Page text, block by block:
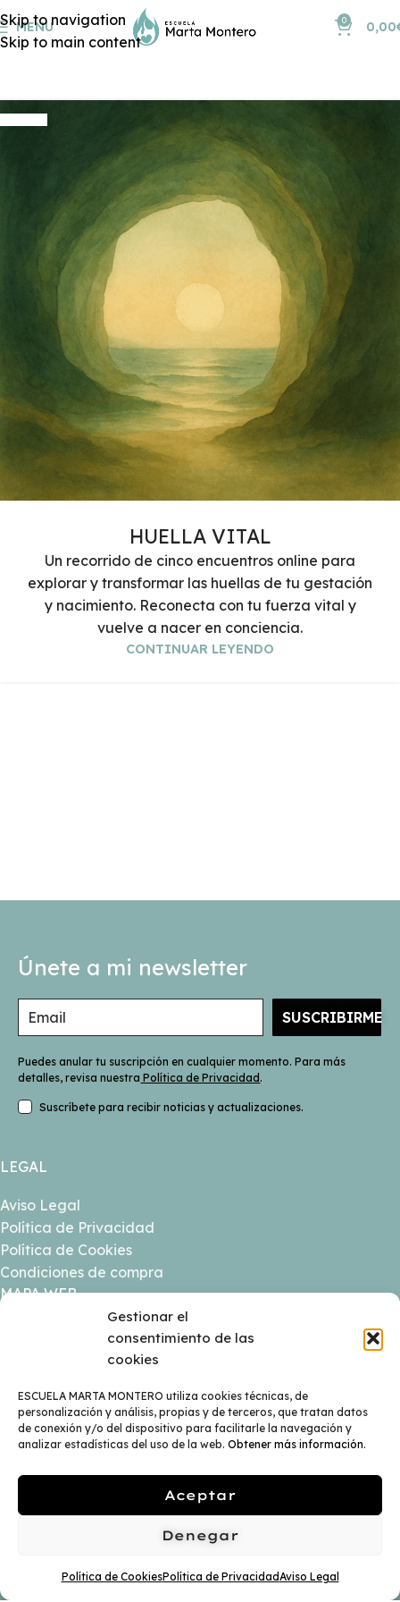
Gestionar el
consentimiento de las
cookies
ESCUELA MARTA MONTERO utiliza cookies técnicas, de
personalización y análisis, propias y de terceros, que tratan datos
de conexión y/o del dispositivo para facilitarle la navegación y
analizar estadísticas del uso de la web. Obtener más información.
Aceptar
Denegar
Política de CookiesPolítica de PrivacidadAviso Legal
Skip to navigation
Skip to main content
MENU 0 0,00
HUELLA VITAL
Un recorrido de cinco encuentros online para
explorar y transformar las huellas de tu gestación
y nacimiento. Reconecta con tu fuerza vital y
vuelve a nacer en conciencia.
CONTINUAR LEYENDO
Únete a mi newsletter
SUSCRIBIRME
Puedes anular tu suscripción en cualquier momento. Para más
detalles, revisa nuestra Política de Privacidad .
Suscríbete para recibir noticias y actualizaciones.
LEGAL
Aviso Legal
Política de Privacidad
Política de Cookies
Condiciones de compra
MAPA WEB
Escuela
Sesiones & Servicios
Ocupa tu Lugar